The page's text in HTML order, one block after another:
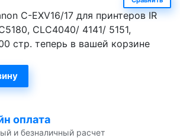
C-EXV16/17 для принтеров IR
CLC4040/ 4141/ 5151,
стр. теперь в вашей корзине
оплата
и безналичный расчет